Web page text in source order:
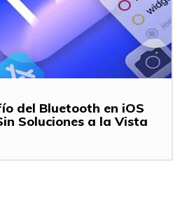
del Bluetooth en iOS
Soluciones a la Vista